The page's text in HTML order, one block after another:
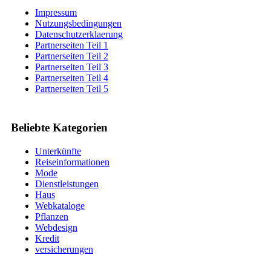
Beliebte Kategorien
Unterkünfte
Reiseinformationen
Mode
Dienstleistungen
Haus
Webkataloge
Pflanzen
Webdesign
Kredit
versicherungen
Impressum
Nutzungsbedingungen
Datenschutzerklaerung
Partnerseiten Teil 1
Partnerseiten Teil 2
Partnerseiten Teil 3
Partnerseiten Teil 4
Partnerseiten Teil 5